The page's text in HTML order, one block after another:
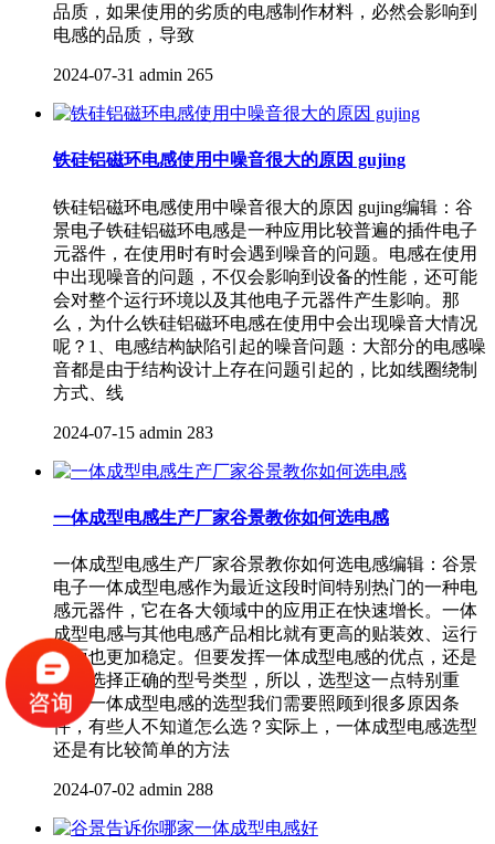
品质，如果使用的劣质的电感制作材料，必然会影响到
电感的品质，导致
2024-07-31 admin 265
铁硅铝磁环电感使用中噪音很大的原因 gujing
铁硅铝磁环电感使用中噪音很大的原因 gujing编辑：谷
景电子铁硅铝磁环电感是一种应用比较普遍的插件电子
元器件，在使用时有时会遇到噪音的问题。电感在使用
中出现噪音的问题，不仅会影响到设备的性能，还可能
会对整个运行环境以及其他电子元器件产生影响。那
么，为什么铁硅铝磁环电感在使用中会出现噪音大情况
呢？1、电感结构缺陷引起的噪音问题：大部分的电感噪
音都是由于结构设计上存在问题引起的，比如线圈绕制
方式、线
2024-07-15 admin 283
一体成型电感生产厂家谷景教你如何选电感
一体成型电感生产厂家谷景教你如何选电感编辑：谷景
电子一体成型电感作为最近这段时间特别热门的一种电
感元器件，它在各大领域中的应用正在快速增长。一体
成型电感与其他电感产品相比就有更高的贴装效、运行
方面也更加稳定。但要发挥一体成型电感的优点，还是
需要选择正确的型号类型，所以，选型这一点特别重
要。一体成型电感的选型我们需要照顾到很多原因条
件，有些人不知道怎么选？实际上，一体成型电感选型
还是有比较简单的方法
2024-07-02 admin 288